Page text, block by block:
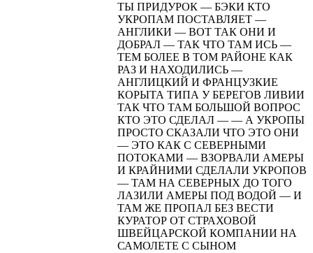
ТЫ ПРИДУРОК — БЭКИ КТО
УКРОПАМ ПОСТАВЛЯЕТ —
АНГЛИКИ — ВОТ ТАК ОНИ И
ДОБРАЛ — ТАК ЧТО ТАМ ИСЬ —
ТЕМ БОЛЕЕ В ТОМ РАЙОНЕ КАК
РАЗ И НАХОДИЛИСЬ —
АНГЛИЦКИЙ И ФРАНЦУЗКИЕ
КОРЫТА ТИПА У БЕРЕГОВ ЛИВИИ
ТАК ЧТО ТАМ БОЛЬШОЙ ВОПРОС
КТО ЭТО СДЕЛАЛ — — А УКРОПЫ
ПРОСТО СКАЗАЛИ ЧТО ЭТО ОНИ
— ЭТО КАК С СЕВЕРНЫМИ
ПОТОКАМИ — ВЗОРВАЛИ АМЕРЫ
И КРАЙНИМИ СДЕЛАЛИ УКРОПОВ
— ТАМ НА СЕВЕРНЫХ ДО ТОГО
ЛАЗИЛИ АМЕРЫ ПОД ВОДОЙ — И
ТАМ ЖЕ ПРОПАЛ БЕЗ ВЕСТИ
КУРАТОР ОТ СТРАХОВОЙ
ШВЕЙЦАРСКОЙ КОМПАНИИ НА
САМОЛЕТЕ С СЫНОМ